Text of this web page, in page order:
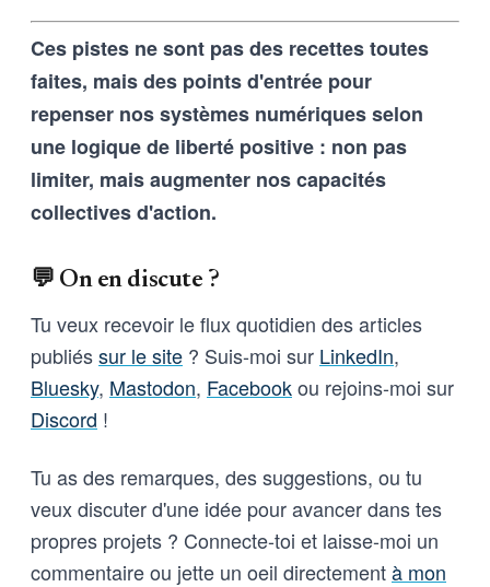
techniques, imposées tant aux
outils d’intelligence artificielle
et vice-versa
Ces pistes ne sont pas des recettes toutes
faites, mais des points d'entrée pour
repenser nos systèmes numériques selon
une logique de liberté positive : non pas
limiter, mais augmenter nos capacités
collectives d'action.
💬 On en discute ?
Tu veux recevoir le flux quotidien des articles
publiéssur le site ? Suis-moi sur LinkedIn,
Bluesky, Mastodon, Facebookou rejoins-moi sur
Discord !
Tu as des remarques, des suggestions, ou tu
veux discuter d'une idée pour avancer dans tes
propres projets ? Connecte-toi et laisse-moi un
commentaire ou jette un oeil directementà mon